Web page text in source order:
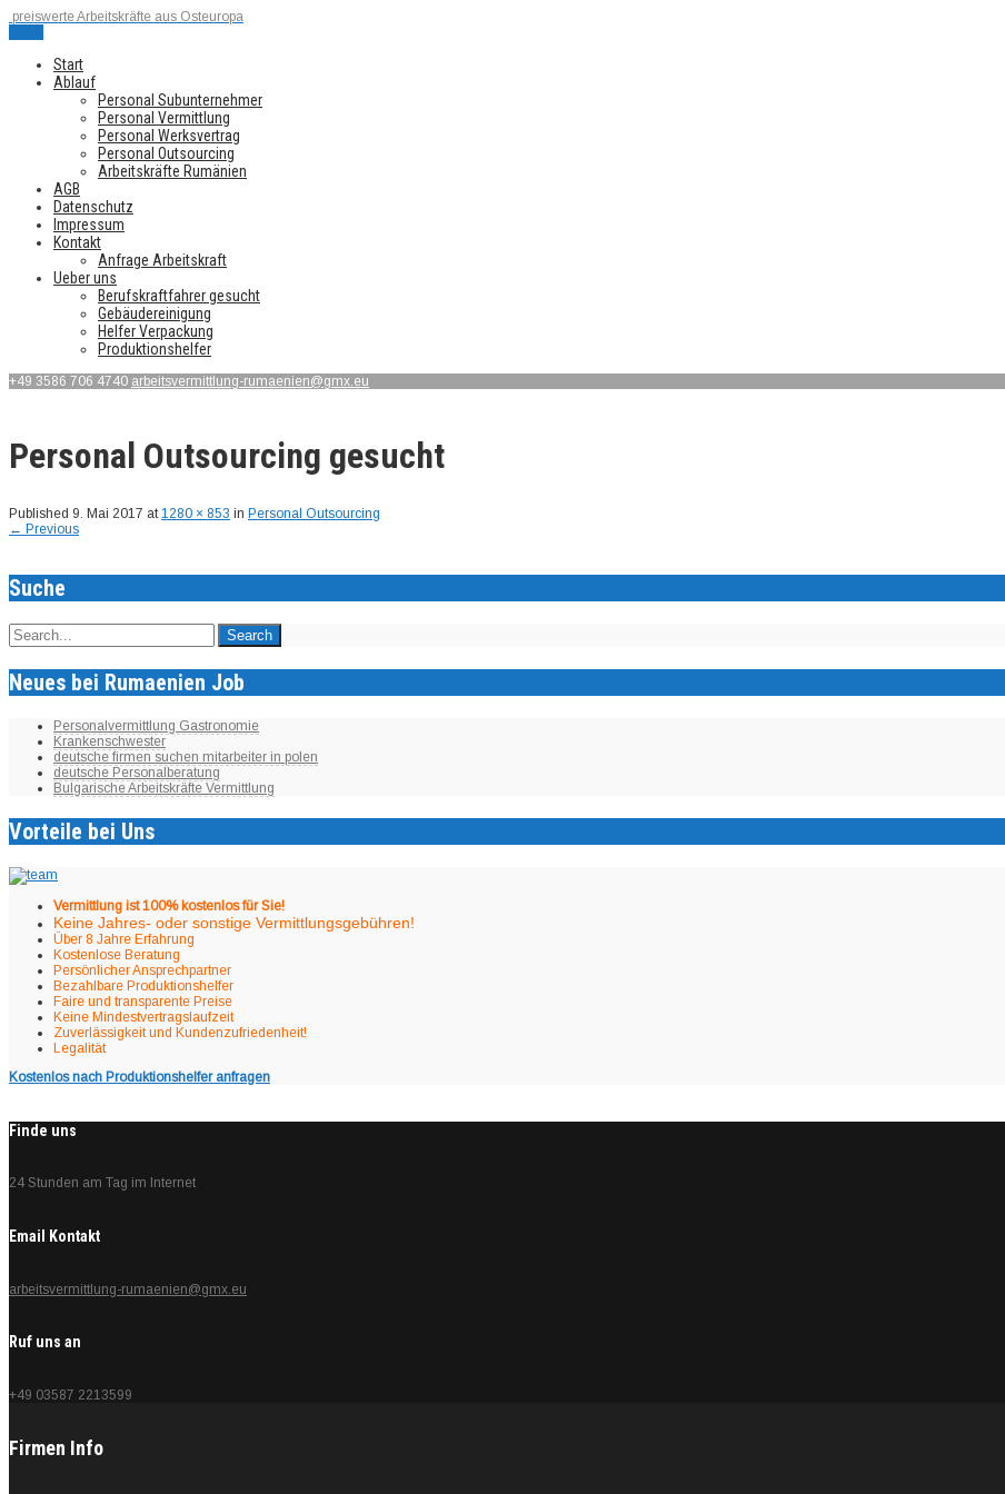
preiswerte Arbeitskräfte aus Osteuropa
Start
Ablauf
Personal Subunternehmer
Personal Vermittlung
Personal Werksvertrag
Personal Outsourcing
Arbeitskräfte Rumänien
AGB
Datenschutz
Impressum
Kontakt
Anfrage Arbeitskraft
Ueber uns
Berufskraftfahrer gesucht
Gebäudereinigung
Helfer Verpackung
Produktionshelfer
+49 3586 706 4740 arbeitsvermittlung-rumaenien@gmx.eu
Personal Outsourcing gesucht
Published 9. Mai 2017 at1280 × 853 in Personal Outsourcing
← Previous
Suche
Neues bei Rumaenien Job
Personalvermittlung Gastronomie
Krankenschwester
deutsche firmen suchen mitarbeiter in polen
deutsche Personalberatung
Bulgarische Arbeitskräfte Vermittlung
Vorteile bei Uns
Vermittlung ist 100% kostenlos für Sie!
Keine Jahres- oder sonstige Vermittlungsgebühren!
Über 8 Jahre Erfahrung
Kostenlose Beratung
Persönlicher Ansprechpartner
Bezahlbare Produktionshelfer
Faire und transparente Preise
Keine Mindestvertragslaufzeit
Zuverlässigkeit und Kundenzufriedenheit!
Legalität
Kostenlos nach Produktionshelfer anfragen
Finde uns
24 Stunden am Tag im Internet
Email Kontakt
arbeitsvermittlung-rumaenien@gmx.eu
Ruf uns an
+49 03587 2213599
Firmen Info